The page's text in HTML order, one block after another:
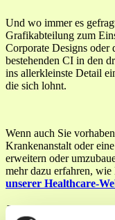
Und wo immer es
Grafikabteilung zum
Corporate Designs oder
bestehenden CI in den
ins allerkleinste Detail
die sich lohnt.
Wenn auch Sie
Krankenanstalt oder
erweitern oder
mehr dazu erfahren,
unserer Healthcare-